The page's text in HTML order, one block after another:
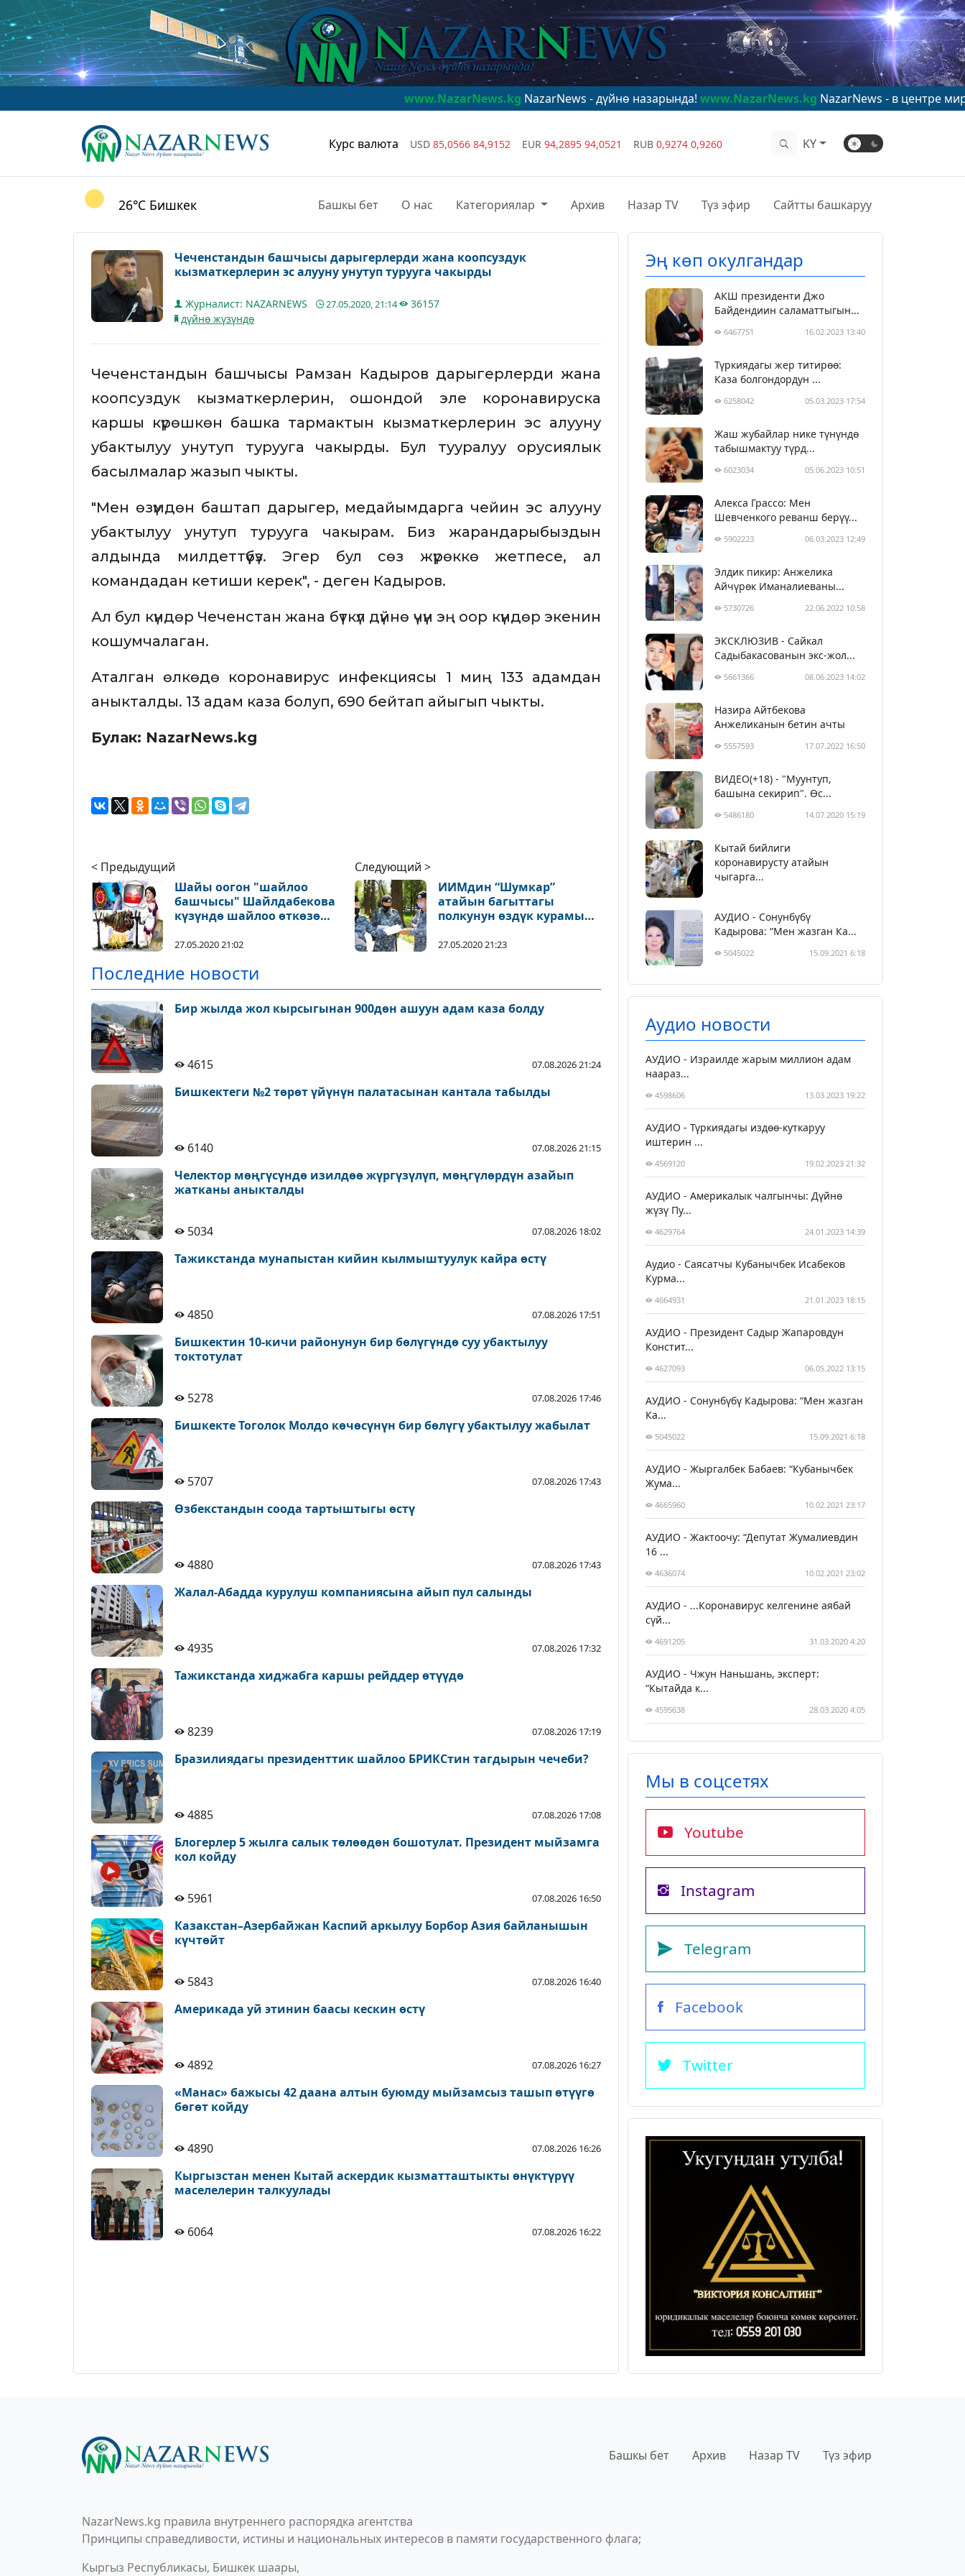
www.NazarNews.kgNazarNews - дүйнө назарында!www.NazarNews.kgNazarNews - в центре мирового
Курс валюта USD 85,0566 84,9152 EUR 94,2895 94,0521 RUB 0,9274 0,9260 KY
26°C Бишкек Башкы бет О нас Категориялар Архив Назар TV Түз эфир Сайтты башкаруу
Чеченстандын башчысы дарыгерлерди жана коопсуздук
кызматкерлерин эс алууну унутуп турууга чакырды
Журналист: NAZARNEWS 27.05.2020, 21:14
36157
дүйнө жүзүндө
Чеченстандын башчысы Рамзан Кадыров дарыгерлерди жана
коопсуздук кызматкерлерин, ошондой эле коронавируска
каршы күрөшкөн башка тармактын кызматкерлерин эс алууну
убактылуу унутуп турууга чакырды. Бул тууралуу орусиялык
басылмалар жазып чыкты.
"Мен өзүмдөн баштап дарыгер, медайымдарга чейин эс алууну
убактылуу унутуп турууга чакырам. Биз жарандарыбыздын
алдында милдеттүүбүз. Эгер бул сөз жүрөккө жетпесе, ал
командадан кетиши керек", - деген Кадыров.
Ал бул күндөр Чеченстан жана бүткүл дүйнө үчүн эң оор күндөр экенин
кошумчалаган.
Аталган өлкөдө коронавирус инфекциясы 1 миң 133 адамдан
аныкталды. 13 адам каза болуп, 690 бейтап айыгып чыкты.
Булак: NazarNews.kg
< Предыдущий
Шайы оогон "шайлоо
башчысы" Шайлдабекова
күзүндө шайлоо өткөзө
27.05.2020 21:02
Следующий >
ИИМдин “Шумкар”
атайын багыттагы
полкунун өздүк курамы
сакчылыгында
27.05.2020 21:23
Последние новости
Бир жылда жол кырсыгынан 900дөн ашуун адам каза болду
4615 07.08.2026 21:24
Бишкектеги №2 төрөт үйүнүн палатасынан кантала табылды
6140 07.08.2026 21:15
Челектор мөңгүсүндө изилдөө жүргүзүлүп, мөңгүлөрдүн азайып
жатканы аныкталды
5034 07.08.2026 18:02
Тажикстанда мунапыстан кийин кылмыштуулук кайра өстү
4850 07.08.2026 17:51
Бишкектин 10-кичи районунун бир бөлүгүндө суу убактылуу
токтотулат
5278 07.08.2026 17:46
Бишкекте Тоголок Молдо көчөсүнүн бир бөлүгү убактылуу жабылат
5707 07.08.2026 17:43
Өзбекстандын соода тартыштыгы өстү
4880 07.08.2026 17:43
Жалал-Абадда курулуш компаниясына айып пул салынды
4935 07.08.2026 17:32
Тажикстанда хиджабга каршы рейддер өтүүдө
8239 07.08.2026 17:19
Бразилиядагы президенттик шайлоо БРИКСтин тагдырын чечеби?
4885 07.08.2026 17:08
Блогерлер 5 жылга салык төлөөдөн бошотулат. Президент мыйзамга
кол койду
5961 07.08.2026 16:50
Казакстан–Азербайжан Каспий аркылуу Борбор Азия байланышын
күчтөйт
5843 07.08.2026 16:40
Америкада уй этинин баасы кескин өстү
4892 07.08.2026 16:27
«Манас» бажысы 42 даана алтын буюмду мыйзамсыз ташып өтүүгө
бөгөт койду
4890 07.08.2026 16:26
Кыргызстан менен Кытай аскердик кызматташтыкты өнүктүрүү
маселелерин талкуулады
6064 07.08.2026 16:22
Эң көп окулгандар
АКШ президенти Джо
Байдендиин саламаттыгын...
6467751 16.02.2023 13:40
Түркиядагы жер титирөө:
Каза болгондордун ...
6258042 05.03.2023 17:54
Жаш жубайлар нике түнүндө
табышмактуу түрд...
6023034 05.06.2023 10:51
Алекса Грассо: Мен
Шевченкого реванш берүү...
5902223 06.03.2023 12:49
Элдик пикир: Анжелика
Айчүрөк Иманалиеваны...
5730726 22.06.2022 10:58
ЭКСКЛЮЗИВ - Сайкал
Садыбакасованын экс-жол...
5661366 08.06.2023 14:02
Назира Айтбекова
Анжеликанын бетин ачты
5557593 17.07.2022 16:50
ВИДЕО(+18) - "Муунтуп,
башына секирип". Өс...
5486180 14.07.2020 15:19
Кытай бийлиги
коронавирусту атайын
чыгарга...
АУДИО - Сонунбүбү
Кадырова: “Мен жазган Ка...
5045022 15.09.2021 6:18
Аудио новости
АУДИО - Израилде жарым миллион адам
наараз...
4598606 13.03.2023 19:22
АУДИО - Түркиядагы издөө-куткаруу
иштерин ...
4569120 19.02.2023 21:32
АУДИО - Америкалык чалгынчы: Дүйнө
жүзү Пу...
4629764 24.01.2023 14:39
Аудио - Саясатчы Кубанычбек Исабеков
Курма...
4664931 21.01.2023 18:15
АУДИО - Президент Садыр Жапаровдун
Констит...
4627093 06.05.2022 13:15
АУДИО - Сонунбүбү Кадырова: “Мен жазган
Ка...
5045022 15.09.2021 6:18
АУДИО - Жыргалбек Бабаев: “Кубанычбек
Жума...
4665960 10.02.2021 23:17
АУДИО - Жактоочу: “Депутат Жумалиевдин
16 ...
4636074 10.02.2021 23:02
АУДИО - ...Коронавирус келгенине аябай
сүй...
4691205 31.03.2020 4:20
АУДИО - Чжун Наньшань, эксперт:
“Кытайда к...
4595638 28.03.2020 4:05
Мы в соцсетях
Youtube
Instagram
Telegram
Facebook
Twitter
Башкы бет Архив Назар TV Түз эфир
NazarNews.kg правила внутреннего распорядка агентства
Принципы справедливости, истины и национальных интересов в памяти государственного флага;
Кыргыз Республикасы, Бишкек шаары,